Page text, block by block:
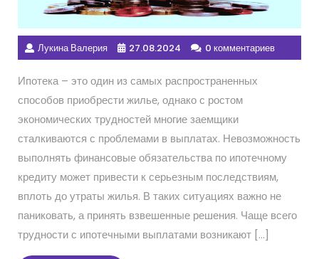
Лукина Валерия 27.08.2024 0 комментариев
Ипотека – это один из самых распространенных
способов приобрести жилье, однако с ростом
экономических трудностей многие заемщики
сталкиваются с проблемами в выплатах. Невозможность
выполнять финансовые обязательства по ипотечному
кредиту может привести к серьезным последствиям,
вплоть до утраты жилья. В таких ситуациях важно не
паниковать, а принять взвешенные решения. Чаще всего
трудности с ипотечными выплатами возникают […]